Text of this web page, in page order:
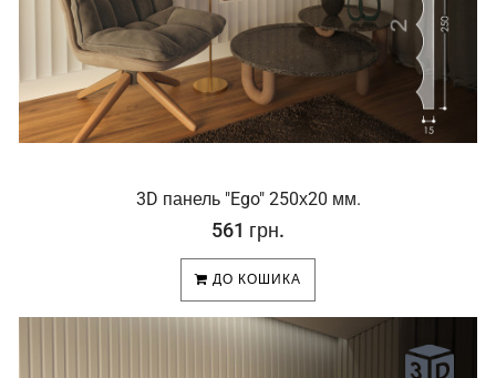
3D панель "Ego" 250х20 мм.
561 грн.
ДО КОШИКА